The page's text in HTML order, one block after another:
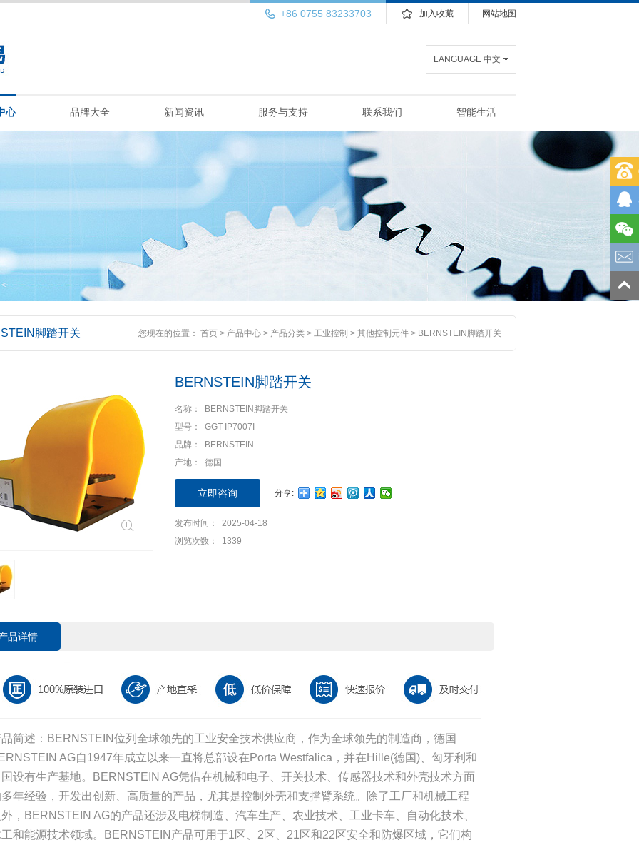
网站地图
加入收藏
+86 0755 83233703
LANGUAGE 中文
心 品牌大全 新闻资讯 服务与支持 联系我们 智能生活
脚踏开关 您现在的位置： 首页 > 产品中心 > 产品分类 > 工业控制 > 其他控制元件 > BERNSTEIN脚踏开关
BERNSTEIN脚踏开关
名称： BERNSTEIN脚踏开关
型号： GGT-IP7007I
品牌： BERNSTEIN
产地： 德国
立即咨询 分享:
发布时间： 2025-04-18
浏览次数： 1339
品详情
品简述：BERNSTEIN位列全球领先的工业安全技术供应商，作为全球领先的制造商，德国
AG自1947年成立以来一直将总部设在Porta Westfalica，并在Hille(德国)、匈牙利和
国设有生产基地。BERNSTEIN AG凭借在机械和电子、开关技术、传感器技术和外壳技术方面
多年经验，开发出创新、高质量的产品，尤其是控制外壳和支撑臂系统。除了工厂和机械工程
外，BERNSTEIN AG的产品还涉及电梯制造、汽车生产、农业技术、工业卡车、自动化技术、
工和能源技术领域。BERNSTEIN产品可用于1区、2区、21区和22区安全和防爆区域，它们构